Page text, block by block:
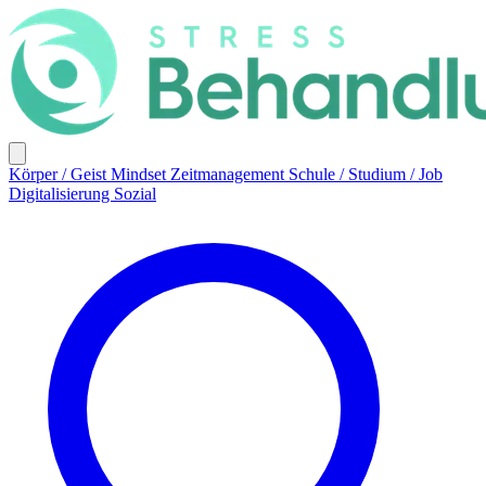
Körper / Geist Mindset Zeitmanagement Schule / Studium / Job
Digitalisierung Sozial